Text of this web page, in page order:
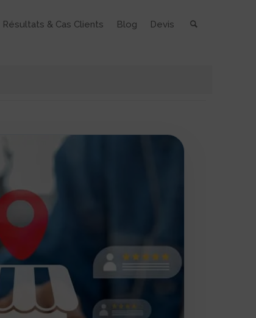
Résultats & Cas Clients Blog Devis